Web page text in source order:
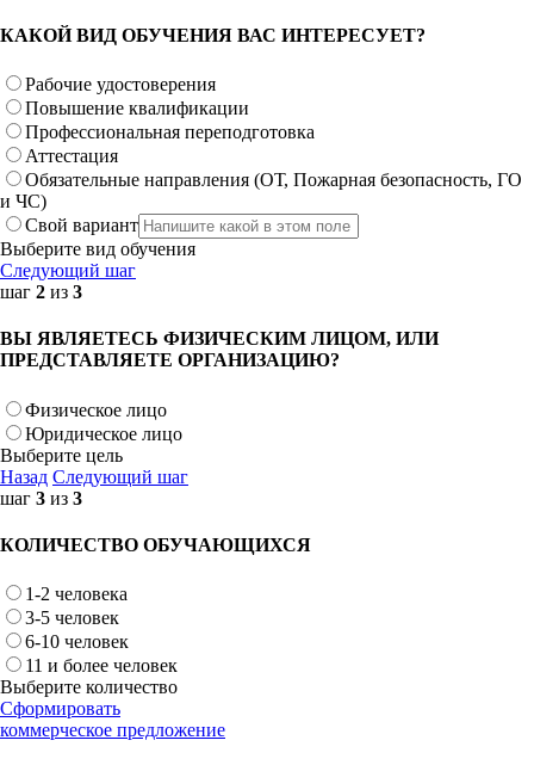
КАКОЙ ВИД ОБУЧЕНИЯ ВАС ИНТЕРЕСУЕТ?
Рабочие удостоверения
Повышение квалификации
Профессиональная переподготовка
Аттестация
Обязательные направления (ОТ, Пожарная безопасность, ГО
и ЧС)
Свой вариант
Выберите вид обучения
Следующий шаг
шаг 2 из 3
ВЫ ЯВЛЯЕТЕСЬ ФИЗИЧЕСКИМ ЛИЦОМ, ИЛИ
ПРЕДСТАВЛЯЕТЕ ОРГАНИЗАЦИЮ?
Физическое лицо
Юридическое лицо
Выберите цель
Назад Следующий шаг
шаг 3 из 3
КОЛИЧЕСТВО ОБУЧАЮЩИХСЯ
1-2 человека
3-5 человек
6-10 человек
11 и более человек
Выберите количество
Сформировать
коммерческое предложение